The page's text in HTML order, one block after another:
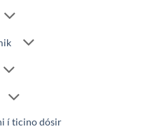
í ticino dósir